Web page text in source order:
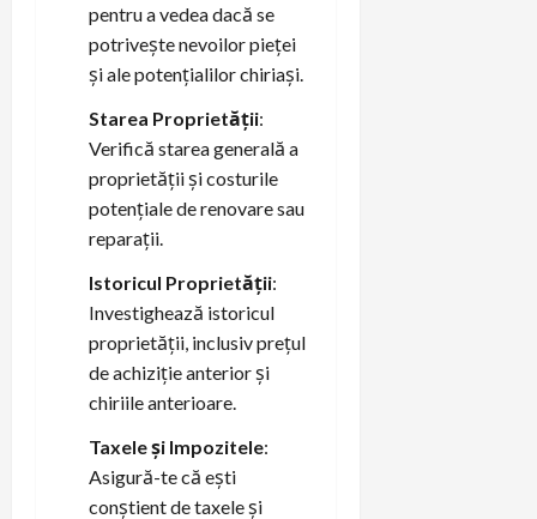
pentru a vedea dacă se
potrivește nevoilor pieței
și ale potențialilor chiriași.
Starea Proprietății:
Verifică starea generală a
proprietății și costurile
potențiale de renovare sau
reparații.
Istoricul Proprietății:
Investighează istoricul
proprietății, inclusiv prețul
de achiziție anterior și
chiriile anterioare.
Taxele și Impozitele:
Asigură-te că ești
conștient de taxele și